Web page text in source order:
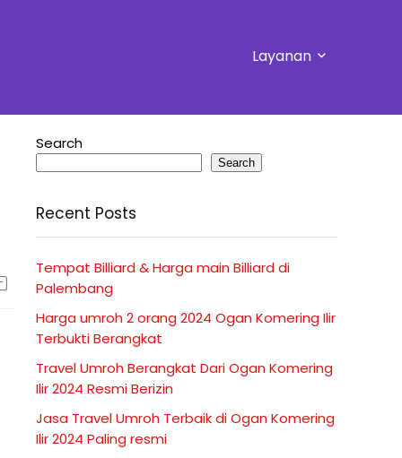
Layanan
Search
Search
Recent Posts
Tempat Billiard & Harga main Billiard di
Palembang
Harga umroh 2 orang 2024 Ogan Komering Ilir
Terbukti Berangkat
Travel Umroh Berangkat Dari Ogan Komering
Ilir 2024 Resmi Berizin
Jasa Travel Umroh Terbaik di Ogan Komering
Ilir 2024 Paling resmi